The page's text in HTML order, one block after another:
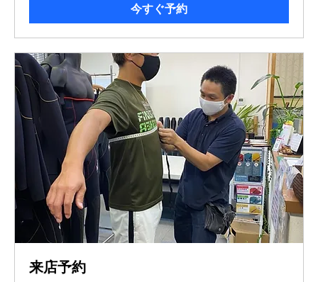
今すぐ予約
来店予約